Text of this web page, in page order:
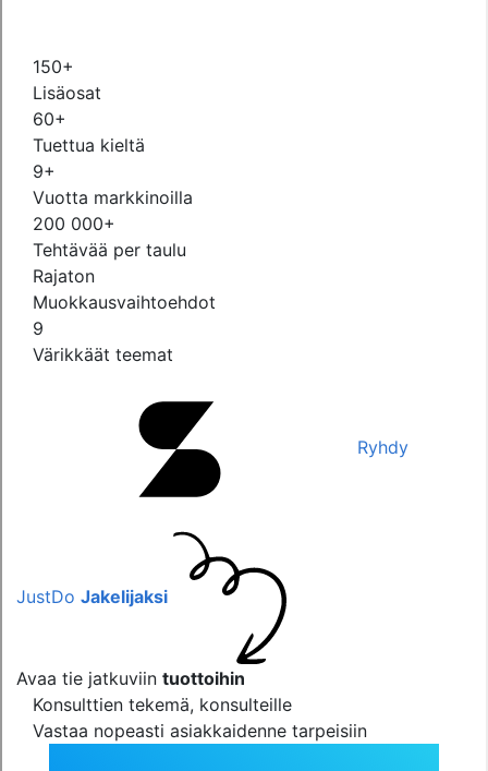
150+
Lisäosat
60+
Tuettua kieltä
9+
Vuotta markkinoilla
200 000+
Tehtävää per taulu
Rajaton
Muokkausvaihtoehdot
9
Värikkäät teemat
Ryhdy
JustDo Jakelijaksi
Avaa tie jatkuviin tuottoihin
Konsulttien tekemä, konsulteille
Vastaa nopeasti asiakkaidenne tarpeisiin